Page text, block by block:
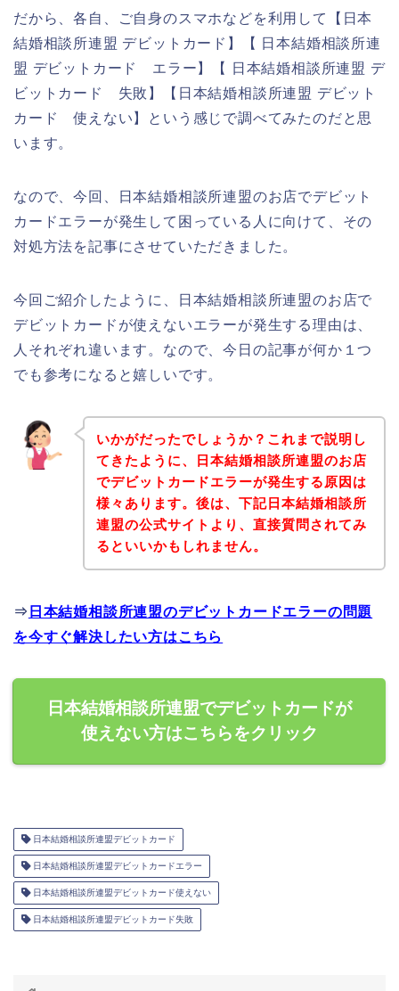
だから、各自、ご自身のスマホなどを利用して【日本
結婚相談所連盟 デビットカード】【 日本結婚相談所連
盟 デビットカード エラー】【 日本結婚相談所連盟 デ
ビットカード 失敗】【日本結婚相談所連盟 デビット
カード 使えない】という感じで調べてみたのだと思
います。
なので、今回、日本結婚相談所連盟のお店でデビット
カードエラーが発生して困っている人に向けて、その
対処方法を記事にさせていただきました。
今回ご紹介したように、日本結婚相談所連盟のお店で
デビットカードが使えないエラーが発生する理由は、
人それぞれ違います。なので、今日の記事が何か１つ
でも参考になると嬉しいです。
いかがだったでしょうか？これまで説明し
てきたように、日本結婚相談所連盟のお店
でデビットカードエラーが発生する原因は
様々あります。後は、下記日本結婚相談所
連盟の公式サイトより、直接質問されてみ
るといいかもしれません。
⇒ 日本結婚相談所連盟のデビットカードエラーの問題
を今すぐ解決したい方はこちら
日本結婚相談所連盟でデビットカードが
使えない方はこちらをクリック
日本結婚相談所連盟デビットカード
日本結婚相談所連盟デビットカードエラー
日本結婚相談所連盟デビットカード使えない
日本結婚相談所連盟デビットカード失敗